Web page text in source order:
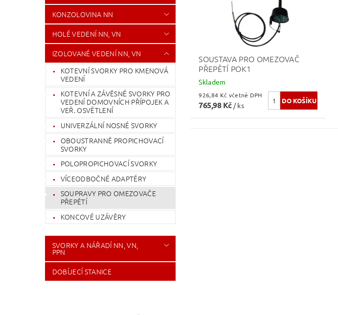
KONZOLOVINA NN
HOLÉ VEDENÍ NN, VN
IZOLOVANÉ VEDENÍ NN, VN
KOTEVNÍ SVORKY PRO KMENOVÁ
VEDENÍ
KOTEVNÍ A ZÁVĚSNÉ SVORKY PRO
VEDENÍ DOMOVNÍCH PŘÍPOJEK A
VEŘ. OSVĚTLENÍ
UNIVERZÁLNÍ NOSNÉ SVORKY
OBOUSTRANNĚ PROPICHOVACÍ
SVORKY
POLOPROPICHOVACÍ SVORKY
VÍCEODBOČNÉ ADAPTÉRY
SOUPRAVY PRO OMEZOVAČE
PŘEPĚTÍ
KONCOVÉ UZÁVĚRY
SVORKY A NÁŘADÍ NN, VN,
PPN
DOBÍJECÍ STANICE
SOUSTAVA PRO OMEZOVAČ
PŘEPĚTÍ POK1
Skladem
926,84 Kč včetně DPH
765,98 Kč / ks